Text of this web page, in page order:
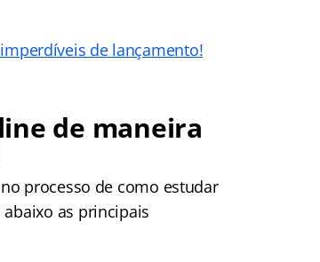
de lançamento!
de maneira
processo de como estudar
as principais